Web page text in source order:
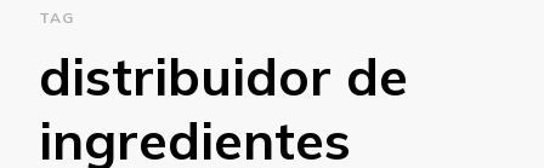
TAG
distribuidor de
ingredientes